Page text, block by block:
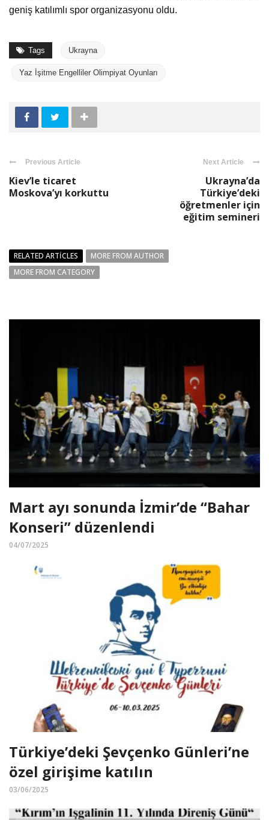
geniş katılımlı spor organizasyonu oldu.
Tags Ukrayna
Yaz İşitme Engelliler Olimpiyat Oyunları
Previous Article
Kiev’le ticaret
Moskova’yı korkuttu
Next Article
Ukrayna’da
Türkiye’deki
öğretmenler için
eğitim semineri
RELATED ARTICLES
MORE FROM AUTHOR
MORE FROM CATEGORY
Mart ayı sonunda İzmir’de “Bahar
Konseri” düzenlendi
04/07/2025
Türkiye’deki Şevçenko Günleri’ne
özel girişime katılın
03/06/2025